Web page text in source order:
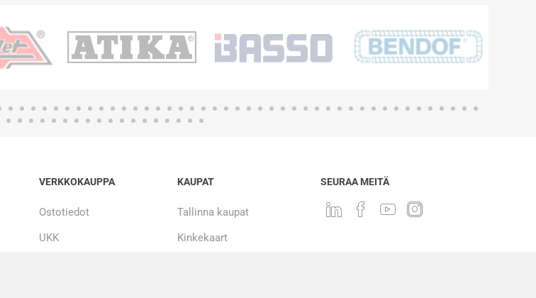
VERKKOKAUPPA
Ostotiedot
UKK
KAUPAT
Tallinna kaupat
Kinkekaart
SEURAA MEITÄ